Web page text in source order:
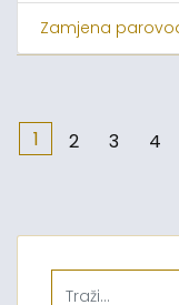
Zamjena
1 2 3 4